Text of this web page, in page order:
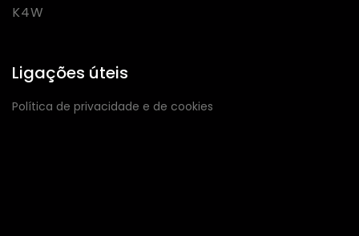
K4W
Ligações úteis
Política de privacidade e de cookies